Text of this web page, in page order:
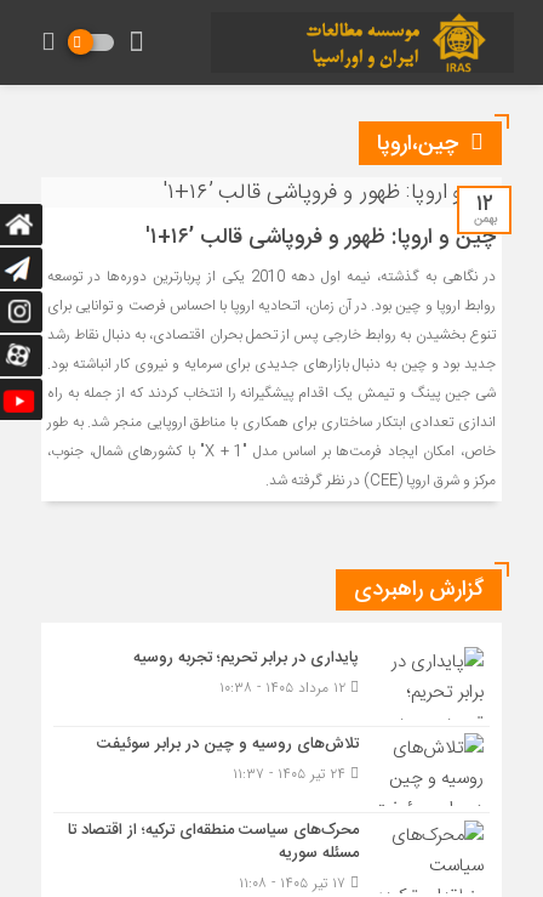
چین،اروپا
۱۲
بهمن
چین و اروپا: ظهور و فروپاشی قالب ’۱۶+۱′
در نگاهی به گذشته، نیمه اول دهه 2010 یکی از پربارترین دوره‌ها در توسعه
روابط اروپا و چین بود. در آن زمان، اتحادیه اروپا با احساس فرصت و توانایی برای
تنوع بخشیدن به روابط خارجی پس از تحمل بحران اقتصادی، به دنبال نقاط رشد
جدید بود و چین به دنبال بازارهای جدیدی برای سرمایه و نیروی کار انباشته بود.
شی جین پینگ و تیمش یک اقدام پیشگیرانه را انتخاب کردند که از جمله به راه
اندازی تعدادی ابتکار ساختاری برای همکاری با مناطق اروپایی منجر شد. به طور
خاص، امکان ایجاد فرمت‌ها بر اساس مدل "X + 1" با کشورهای شمال، جنوب،
مرکز و شرق اروپا (CEE) در نظر گرفته شد.
گزارش راهبردی
پایداری در برابر تحریم؛ تجربه روسیه
۱۲ مرداد ۱۴۰۵ - ۱۰:۳۸
تلاش‌های روسیه و چین در برابر سوئیفت
محرک‌های سیاست منطقه‌‎ای ترکیه؛ از اقتصاد تا
مسئله سوریه